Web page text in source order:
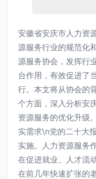
安徽省安庆市人力资
源服务行业的规范化
源服务协会，发挥行
台作用，有效促进了
行。本文将从协会的
个方面，深入分析安
资源服务的优化升级
实需求\n党的二十大
实施。人力资源服务
在促进就业、人才流
在前几年快速扩张的